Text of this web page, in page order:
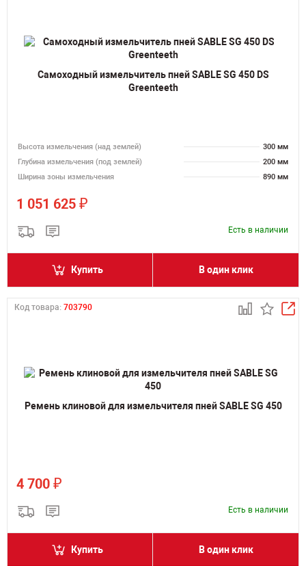
Самоходный измельчитель пней SABLE SG 450 DS
Greenteeth
Высота измельчения (над землей)
300 мм
Глубина измельчения (под землей)
200 мм
Ширина зоны измельчения
890 мм
1 051 625 ₽
Есть в наличии
Купить В один клик
Код товара: 703790
Ремень клиновой для измельчителя пней SABLE SG 450
4 700 ₽
Есть в наличии
Купить В один клик